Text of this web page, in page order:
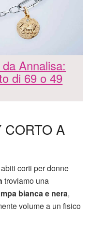
Annalisa:
di 69 o 49
CORTO A
corti per donne
troviamo una
bianca e nera,
volume a un fisico